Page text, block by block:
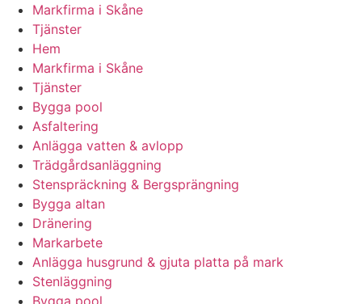
Markfirma i Skåne
Tjänster
Hem
Markfirma i Skåne
Tjänster
Bygga pool
Asfaltering
Anlägga vatten & avlopp
Trädgårdsanläggning
Stenspräckning & Bergsprängning
Bygga altan
Dränering
Markarbete
Anlägga husgrund & gjuta platta på mark
Stenläggning